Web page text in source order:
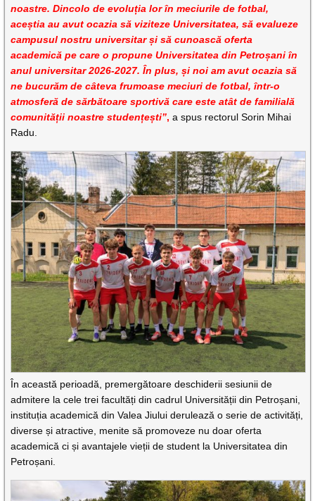
noastre. Dincolo de evoluția lor în meciurile de fotbal,
aceștia au avut ocazia să viziteze Universitatea, să evalueze
campusul nostru universitar și să cunoască oferta
academică pe care o propune Universitatea din Petroșani în
anul universitar 2026-2027. În plus, și noi am avut ocazia să
ne bucurăm de câteva frumoase meciuri de fotbal, într-o
atmosferă de sărbătoare sportivă care este atât de familială
comunității noastre studențești”, a spus rectorul Sorin Mihai
Radu.
În această perioadă, premergătoare deschiderii sesiunii de
admitere la cele trei facultăți din cadrul Universității din Petroșani,
instituția academică din Valea Jiului derulează o serie de activități,
diverse și atractive, menite să promoveze nu doar oferta
academică ci și avantajele vieții de student la Universitatea din
Petroșani.